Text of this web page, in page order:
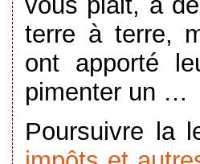
terre à terre,
ont apporté
pimenter un …
Poursuivre la